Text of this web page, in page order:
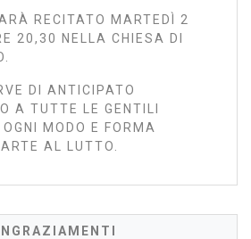
RECITATO MARTEDÌ 2
20,30 NELLA CHIESA DI
DI ANTICIPATO
A TUTTE LE GENTILI
MODO E FORMA
AL LUTTO.